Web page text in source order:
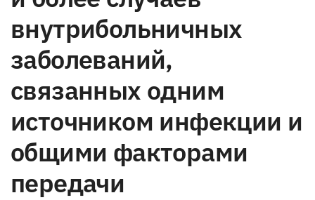
внутрибольничных
заболеваний,
связанных одним
источником инфекции и
общими факторами
передачи